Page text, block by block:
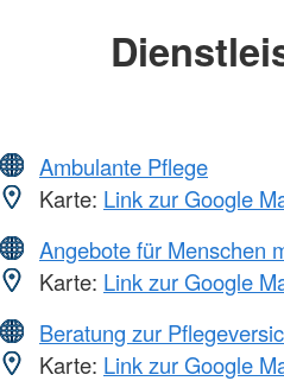
Ambulante Pflege
Karte: Link zur Google
Angebote für Menschen
Karte: Link zur Google
Beratung zur
Karte: Link zur Google